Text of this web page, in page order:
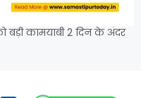
बड़ी कामयाबी 2 दिन के अंदर